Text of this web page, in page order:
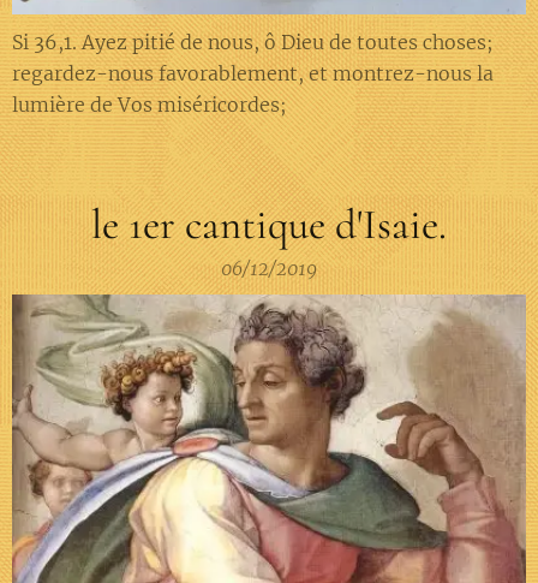
Si 36,1. Ayez pitié de nous, ô Dieu de toutes choses;
regardez-nous favorablement, et montrez-nous la
lumière de Vos miséricordes;
le 1er cantique d'Isaie.
06/12/2019